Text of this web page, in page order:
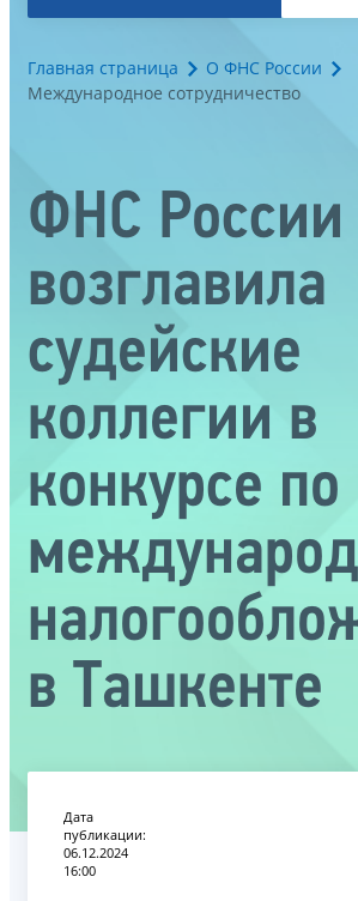
Главная страница
О ФНС России
Международное сотрудничество
ФНС России
возглавила
судейские
коллегии в
конкурсе по
в Ташкенте
Дата
публикации:
06.12.2024
16:00